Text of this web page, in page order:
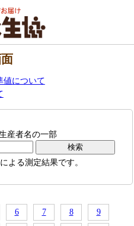
値について
産者名の一部
よる測定結果です。
6 7 8 9